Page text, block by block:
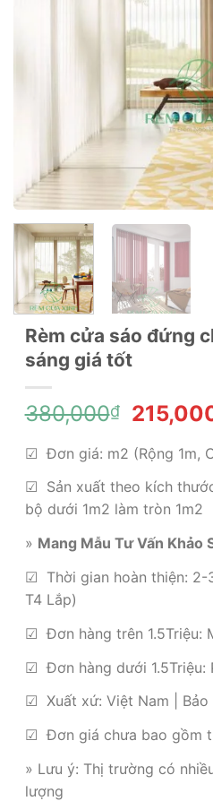
Rèm cửa sáo đứng
sáng giá tốt
380,000₫
Giá
gốc
là:
☑ Đơn giá: m2 (Rộng 1m,
☑ Sản xuất theo kích
bộ dưới 1m2 làm tròn 1m2
» Mang Mẫu Tư Vấn Khảo
☑ Thời gian hoàn thiện: 2-
T4 Lắp)
☑ Đơn hàng trên 1.5Triệu:
☑ Đơn hàng dưới 1.5Triệu:
☑ Xuất xứ: Việt Nam | Bảo
☑ Đơn giá chưa bao gồm
» Lưu ý: Thị trường có
lượng